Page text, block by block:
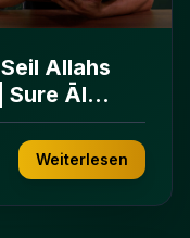
Allahs
Sure Āl
Weiterlesen